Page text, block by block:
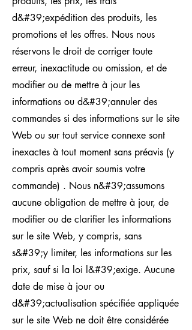
d&#39;expédition des produits, les
promotions et les offres. Nous nous
réservons le droit de corriger toute
erreur, inexactitude ou omission, et de
modifier ou de mettre à jour les
informations ou d&#39;annuler des
commandes si des informations sur le site
Web ou sur tout service connexe sont
inexactes à tout moment sans préavis (y
compris après avoir soumis votre
commande) . Nous n&#39;assumons
aucune obligation de mettre à jour, de
modifier ou de clarifier les informations
sur le site Web, y compris, sans
s&#39;y limiter, les informations sur les
prix, sauf si la loi l&#39;exige. Aucune
date de mise à jour ou
d&#39;actualisation spécifiée appliquée
sur le site Web ne doit être considérée